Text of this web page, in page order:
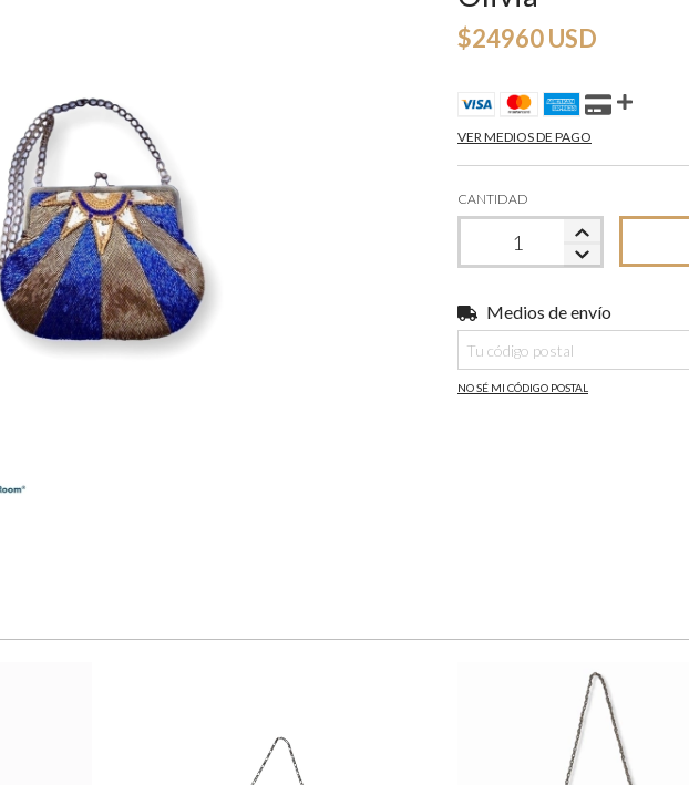
$24960 USD
VER MEDIOS DE PAGO
CANTIDAD
Entregas para el CP:
Medios de envío
NO SÉ MI CÓDIGO POSTAL